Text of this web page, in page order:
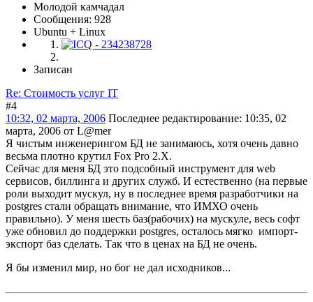
Молодой камчадал
Сообщения: 928
Ubuntu + Linux
Записан
Re: Стоимость услуг IT
#4
10:32, 02 марта, 2006 Последнее редактирование: 10:35, 02
марта, 2006 от L@mer
Я чистым инженерингом БД не занимаюсь, хотя очень давно
весьма плотно крутил Fox Pro 2.X.
Сейчас для меня БД это подсобный инструмент для web
сервисов, биллинга и других служб. И естественно (на первые
роли выходит мускул, ну в последнее время разработчики на
postgres стали обращать внимание, что ИМХО очень
правильно). У меня шесть баз(рабочих) на мускуле, весь софт
уже обновил до поддержки postgres, осталось мягко импорт-
экспорт баз сделать. Так что в ценах на БД не очень.
Я бы изменил мир, но бог не дал исходников...